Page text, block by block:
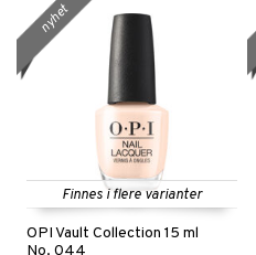
Finnes i flere varianter
OPI Vault Collection 15 ml
No. 044
nyhet